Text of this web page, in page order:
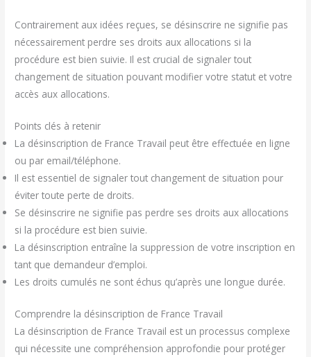
Contrairement aux idées reçues, se désinscrire ne signifie pas
nécessairement perdre ses droits aux allocations si la
procédure est bien suivie. Il est crucial de signaler tout
changement de situation pouvant modifier votre statut et votre
accès aux allocations.
Points clés à retenir
La désinscription de France Travail peut être effectuée en ligne
ou par email/téléphone.
Il est essentiel de signaler tout changement de situation pour
éviter toute perte de droits.
Se désinscrire ne signifie pas perdre ses droits aux allocations
si la procédure est bien suivie.
La désinscription entraîne la suppression de votre inscription en
tant que demandeur d’emploi.
Les droits cumulés ne sont échus qu’après une longue durée.
Comprendre la désinscription de France Travail
La désinscription de France Travail est un processus complexe
qui nécessite une compréhension approfondie pour protéger